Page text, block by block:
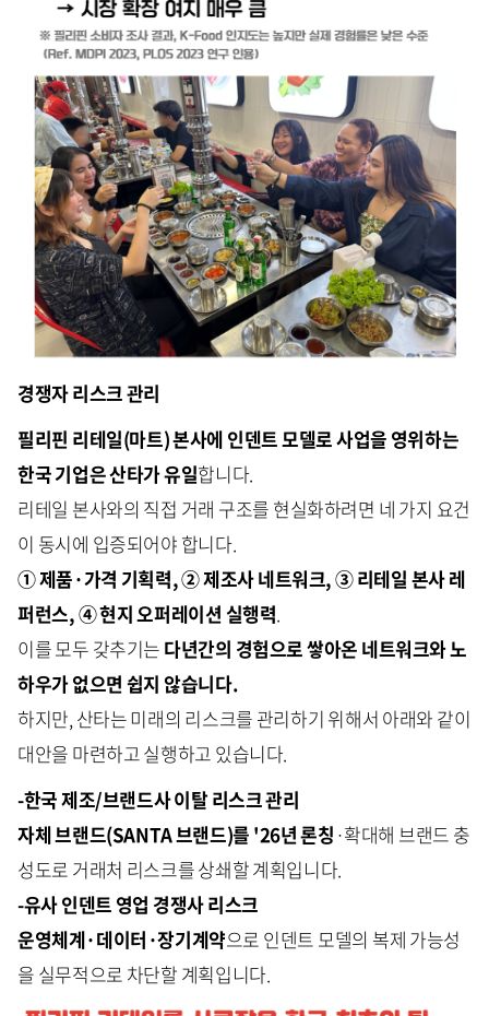
경쟁자 리스크 관리
필리핀 리테일(마트) 본사에 인덴트 모델로 사업을 영위하는
한국 기업은 산타가 유일합니다.
리테일 본사와의 직접 거래 구조를 현실화하려면 네 가지 요건
이 동시에 입증되어야 합니다.
① 제품·가격 기획력, ② 제조사 네트워크, ③ 리테일 본사 레
퍼런스, ④ 현지 오퍼레이션 실행력.
이를 모두 갖추기는 다년간의 경험으로 쌓아온 네트워크와 노
하우가 없으면 쉽지 않습니다.
하지만, 산타는 미래의 리스크를 관리하기 위해서 아래와 같이
대안을 마련하고 실행하고 있습니다.
-한국 제조/브랜드사 이탈 리스크 관리
자체 브랜드(SANTA 브랜드)를 '26년 론칭 ·확대해 브랜드 충
성도로 거래처 리스크를 상쇄할 계획입니다.
-유사 인덴트 영업 경쟁사 리스크
운영체계·데이터·장기계약으로 인덴트 모델의 복제 가능성
을 실무적으로 차단할 계획입니다.